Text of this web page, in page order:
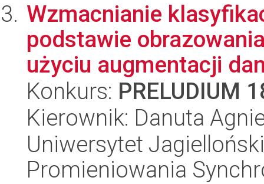
Wzmacnianie
podstawie
użyciu augmentacji
Konkurs: PRELUDIUM
Kierownik: Danuta
Uniwersytet
Promieniowania